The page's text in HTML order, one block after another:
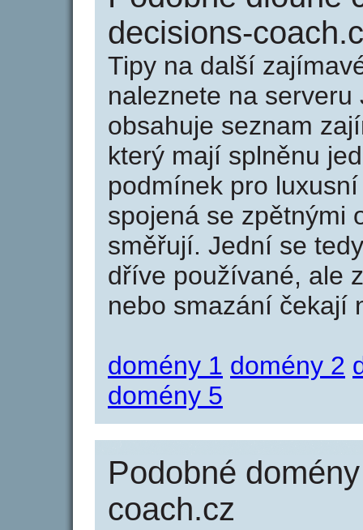
decisions-
Tipy na další
naleznete na serveru
obsahuje seznam
který mají splněnu
podmínek pro
spojená se zpětnými
směřují. Jední se
dříve používané, ale
nebo smazání čekají
domény 1 domény 2
domény 5
Podobné
coach.cz